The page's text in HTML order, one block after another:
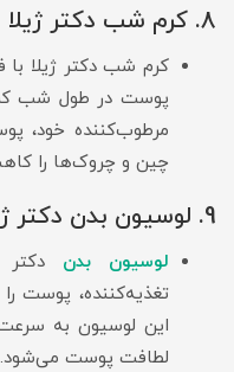
8. کرم شب دکتر ژیلا
کرم شب دکتر ژیلا با
پوست در طول شب
مرطوب‌کننده خود،
چین و چروک‌ها را
9. لوسیون بدن دکتر ژیلا
لوسیون بدن دکتر
تغذیه‌کننده، پوست
این لوسیون به
لطافت پوست می‌شود.